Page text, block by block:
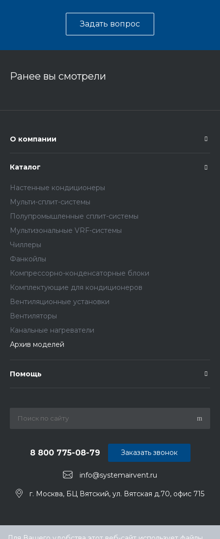
Задать вопрос
Ранее вы смотрели
О компании
Каталог
Настенные кондиционеры
Мульти-сплит-системы
Полупромышленные сплит-системы
Мультизональные VRF-системы
Чиллеры
Фанкойлы
Компрессорно-конденсаторные блоки
Комплектующие для кондиционеров
Вентиляционные установки
Вентиляторы
Канальные нагреватели
Архив моделей
Помощь
info@systemairvent.ru
8 800 775-08-79
г. Москва, БЦ Вятский, ул. Вятская д.70, офис 715
Заказать звонок